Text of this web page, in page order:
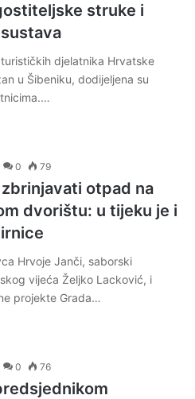
struke i
djelatnika Hrvatske
u Šibeniku, dodijeljena su
0 79
otpad na
dvorištu: u tijeku je i
Hrvoje Janči, saborski
vijeća Željko Lacković, i
projekte Grada…
0 76